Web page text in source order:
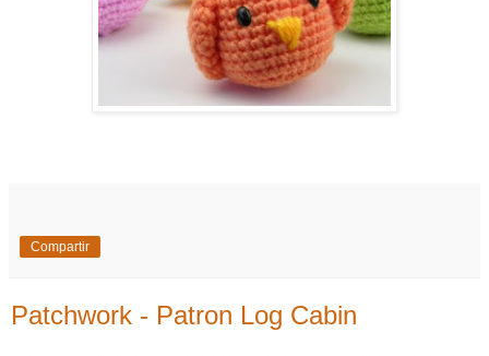
Compartir
Patchwork - Patron Log Cabin